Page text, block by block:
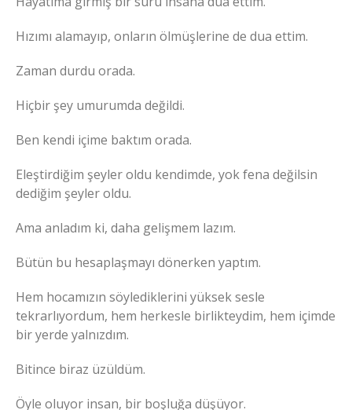
Hızımı alamayıp, onların ölmüşlerine de dua ettim.
Zaman durdu orada.
Hiçbir şey umurumda değildi.
Ben kendi içime baktım orada.
Eleştirdiğim şeyler oldu kendimde, yok fena değilsin
dediğim şeyler oldu.
Ama anladım ki, daha gelişmem lazım.
Bütün bu hesaplaşmayı dönerken yaptım.
Hem hocamızın söylediklerini yüksek sesle
tekrarlıyordum, hem herkesle birlikteydim, hem içimde
bir yerde yalnızdım.
Bitince biraz üzüldüm.
Öyle oluyor insan, bir boşluğa düşüyor.